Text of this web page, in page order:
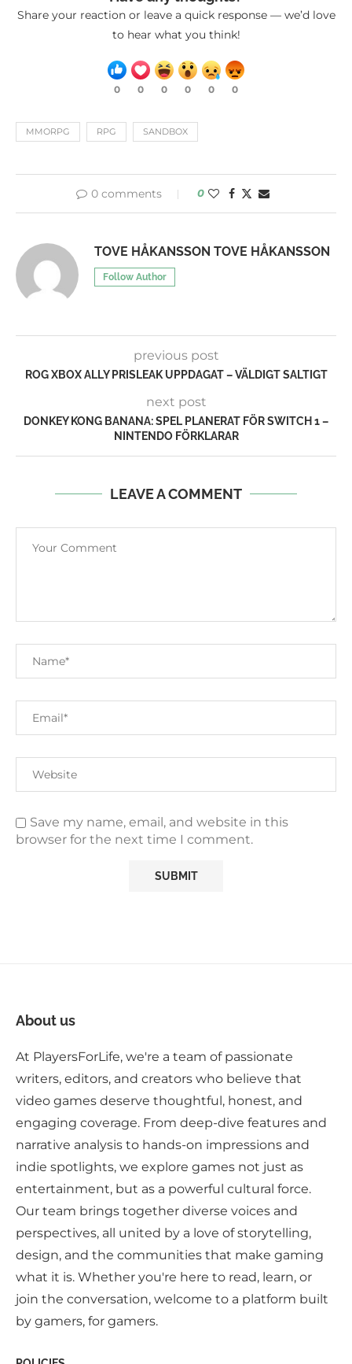
Share your reaction or leave a quick response — we’d love
to hear what you think!
0 0 0 0 0 0
MMORPG RPG SANDBOX
0 comments 0
TOVE HÅKANSSON TOVE HÅKANSSON
Follow Author
previous post
ROG XBOX ALLY PRISLEAK UPPDAGAT – VÄLDIGT SALTIGT
next post
DONKEY KONG BANANA: SPEL PLANERAT FÖR SWITCH 1 –
NINTENDO FÖRKLARAR
LEAVE A COMMENT
Save my name, email, and website in this
browser for the next time I comment.
About us
At PlayersForLife, we're a team of passionate
writers, editors, and creators who believe that
video games deserve thoughtful, honest, and
engaging coverage. From deep-dive features and
narrative analysis to hands-on impressions and
indie spotlights, we explore games not just as
entertainment, but as a powerful cultural force.
Our team brings together diverse voices and
perspectives, all united by a love of storytelling,
design, and the communities that make gaming
what it is. Whether you're here to read, learn, or
join the conversation, welcome to a platform built
by gamers, for gamers.